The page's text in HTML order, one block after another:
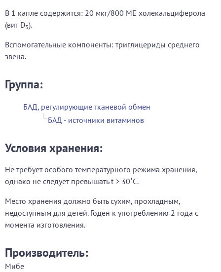
В 1 капле содержится: 20 мкг/800 МЕ холекальциферола
(вит D3).
Вспомогательные компоненты: триглицериды среднего
звена.
Группа:
БАД, регулирующие тканевой обмен
БАД - источники витаминов
Условия хранения:
Не требует особого температурного режима хранения,
однако не следует превышать t > 30˚С.
Место хранения должно быть сухим, прохладным,
недоступным для детей. Годен к употреблению 2 года с
момента изготовления.
Производитель:
Мибе